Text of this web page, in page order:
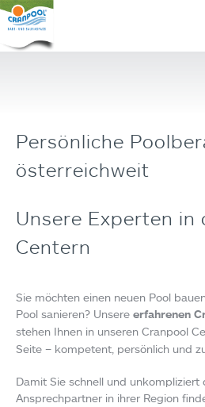
Persönliche
österreichweit
Unsere Experten in
Centern
Sie möchten einen neuen Pool
Pool sanieren? Unsere erfahrenen
stehen Ihnen in unseren Cranpool
Seite – kompetent, persönlich und
Damit Sie schnell und unkompliziert
Ansprechpartner in ihrer Region